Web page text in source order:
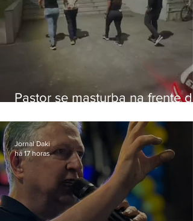
Pastor se masturba na frente de
Jornal Daki
há 17 horas